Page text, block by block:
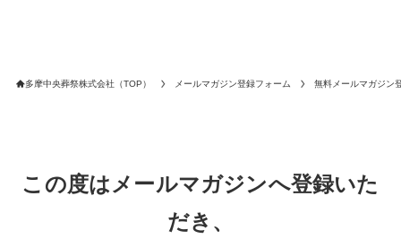
供
多摩中央葬祭株式会社（TOP） メールマガジン登録フォーム 無料メールマガジン
この度はメールマガジンへ登録いた
だき、